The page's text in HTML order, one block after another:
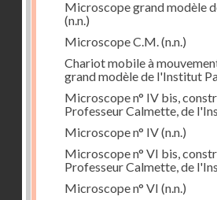
Microscope grand modèle
(n.n.)
Microscope C.M. (n.n.)
Chariot mobile à
grand modèle de l'Institut
Microscope n° IV bis,
Professeur Calmette, de
Microscope n° IV(n.n.)
Microscope n° VI bis,
Professeur Calmette, de
Microscope n° VI (n.n.)